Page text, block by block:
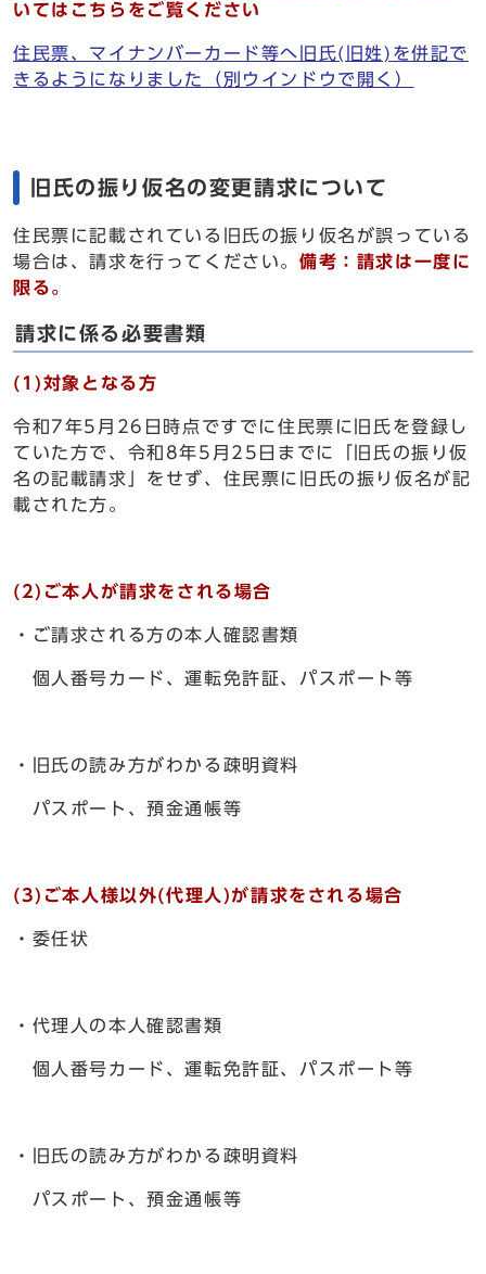
いてはこちらをご覧ください
住民票、マイナンバーカード等へ旧氏(旧姓)を併記で
きるようになりました
（別ウインドウで開く）
旧氏の振り仮名の変更請求について
住民票に記載されている旧氏の振り仮名が誤っている
場合は、請求を行ってください。 備考：請求は一度に
限る。
請求に係る必要書類
(1)対象となる方
令和7年5月26日時点ですでに住民票に旧氏を登録し
ていた方で、令和8年5月25日までに「旧氏の振り仮
名の記載請求」をせず、住民票に旧氏の振り仮名が記
載された方。
(2)ご本人が請求をされる場合
・ご請求される方の本人確認書類
個人番号カード、運転免許証、パスポート等
・旧氏の読み方がわかる疎明資料
パスポート、預金通帳等
(3)ご本人様以外(代理人)が請求をされる場合
・委任状
・代理人の本人確認書類
個人番号カード、運転免許証、パスポート等
・旧氏の読み方がわかる疎明資料
パスポート、預金通帳等